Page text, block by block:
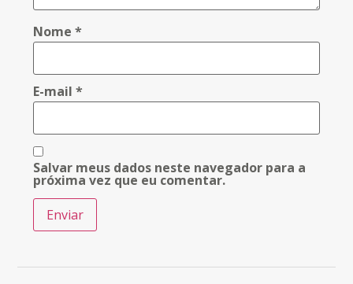
Nome*
E-mail*
Salvar meus dados neste navegador para a
próxima vez que eu comentar.